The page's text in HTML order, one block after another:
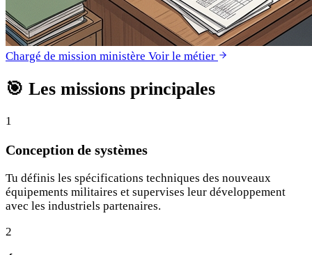
Chargé de mission ministère Voir le métier
🎯 Les missions principales
1
Conception de systèmes
Tu définis les spécifications techniques des nouveaux
équipements militaires et supervises leur développement
avec les industriels partenaires.
2